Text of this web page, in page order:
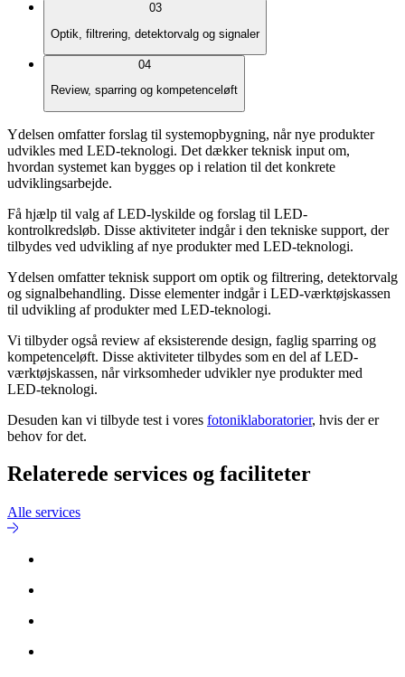
03
Optik, filtrering, detektorvalg og signaler
04
Review, sparring og kompetenceløft
Ydelsen omfatter forslag til systemopbygning, når nye produkter
udvikles med LED-teknologi. Det dækker teknisk input om,
hvordan systemet kan bygges op i relation til det konkrete
udviklingsarbejde.
Få hjælp til valg af LED-lyskilde og forslag til LED-
kontrolkredsløb. Disse aktiviteter indgår i den tekniske support, der
tilbydes ved udvikling af nye produkter med LED-teknologi.
Ydelsen omfatter teknisk support om optik og filtrering, detektorvalg
og signalbehandling. Disse elementer indgår i LED-værktøjskassen
til udvikling af produkter med LED-teknologi.
Vi tilbyder også review af eksisterende design, faglig sparring og
kompetenceløft. Disse aktiviteter tilbydes som en del af LED-
værktøjskassen, når virksomheder udvikler nye produkter med
LED-teknologi.
Desuden kan vi tilbyde test i vores fotoniklaboratorier, hvis der er
behov for det.
Relaterede services og faciliteter
Alle services